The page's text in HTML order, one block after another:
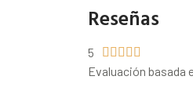
Reseñas
5     
Evaluación basada